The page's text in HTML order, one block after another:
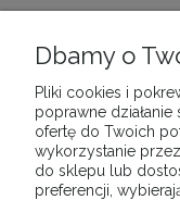
« 1
Dbamy o
Pliki cookies i
poprawne
ofertę do Twoich
wykorzystanie
do sklepu lub
preferencji,